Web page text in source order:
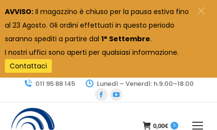
AVVISO: Il magazzino è chiuso per la pausa estiva fino
al 23 Agosto. Gli ordini effettuati in questo periodo
saranno spediti a partire dal 1° Settembre.
I nostri uffici sono aperti per qualsiasi informazione.
Contattaci
011 95 88 145 Lunedì – Venerdì: h.9.00–18.00
Facebook
YouTube
opens
0,00€ 0